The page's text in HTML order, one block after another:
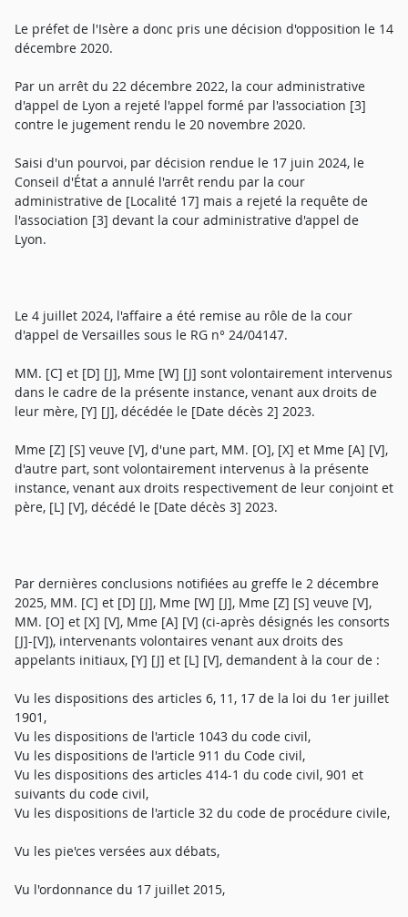
Le préfet de l'Isère a donc pris une décision d'opposition le 14
décembre 2020.
Par un arrêt du 22 décembre 2022, la cour administrative
d'appel de Lyon a rejeté l'appel formé par l'association [3]
contre le jugement rendu le 20 novembre 2020.
Saisi d'un pourvoi, par décision rendue le 17 juin 2024, le
Conseil d'État a annulé l'arrêt rendu par la cour
administrative de [Localité 17] mais a rejeté la requête de
l'association [3] devant la cour administrative d'appel de
Lyon.
Le 4 juillet 2024, l'affaire a été remise au rôle de la cour
d'appel de Versailles sous le RG n° 24/04147.
MM. [C] et [D] [J], Mme [W] [J] sont volontairement intervenus
dans le cadre de la présente instance, venant aux droits de
leur mère, [Y] [J], décédée le [Date décès 2] 2023.
Mme [Z] [S] veuve [V], d'une part, MM. [O], [X] et Mme [A] [V],
d'autre part, sont volontairement intervenus à la présente
instance, venant aux droits respectivement de leur conjoint et
père, [L] [V], décédé le [Date décès 3] 2023.
Par dernières conclusions notifiées au greffe le 2 décembre
2025, MM. [C] et [D] [J], Mme [W] [J], Mme [Z] [S] veuve [V],
MM. [O] et [X] [V], Mme [A] [V] (ci-après désignés les consorts
[J]-[V]), intervenants volontaires venant aux droits des
appelants initiaux, [Y] [J] et [L] [V], demandent à la cour de :
Vu les dispositions des articles 6, 11, 17 de la loi du 1er juillet
1901,
Vu les dispositions de l'article 1043 du code civil,
Vu les dispositions de l'article 911 du Code civil,
Vu les dispositions des articles 414-1 du code civil, 901 et
suivants du code civil,
Vu les dispositions de l'article 32 du code de procédure civile,
Vu les pie'ces versées aux débats,
Vu l'ordonnance du 17 juillet 2015,